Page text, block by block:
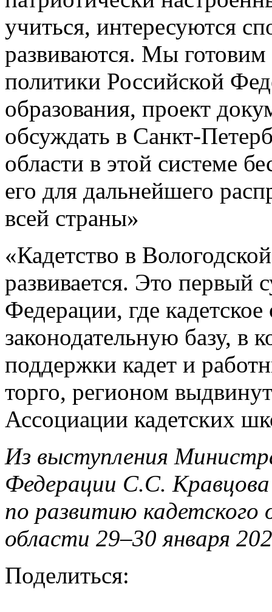
учиться, интересуются
развиваются. Мы
политики Российской
образования, проект
обсуждать в Санкт-
области в этой системе
его для дальнейшего
всей страны»
«Кадетство в
развивается. Это первый
Федерации, где
законодательную базу, в
поддержки кадет и
торго, регионом
Ассоциации кадетских
Из выступления
Федерации С.С.
по развитию кадетского
области 29–30 января
Поделиться: